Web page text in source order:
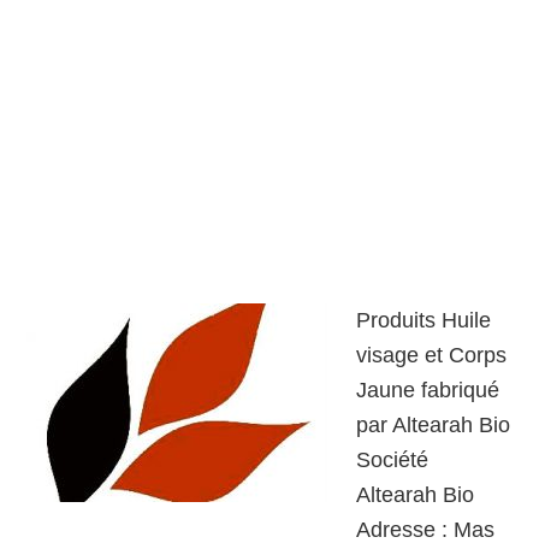
Produits Huile
visage et Corps
Jaune fabriqué
par Altearah Bio
Société
Altearah Bio
Adresse : Mas